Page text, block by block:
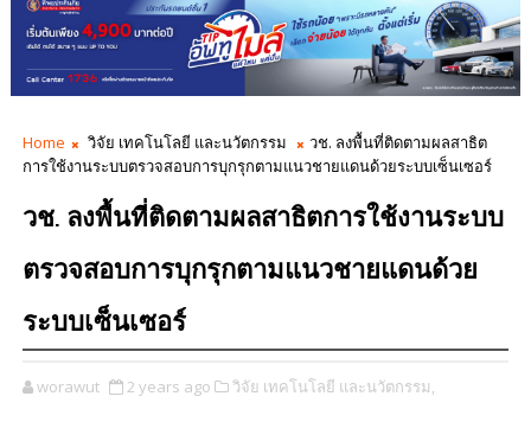
Home วิจัย เทคโนโลยี และนวัตกรรม
วช. ลงพื้นที่ติดตามผลสาธิต
การใช้งานระบบตรวจสอบการบุกรุกตามแนวชายแดนด้วยระบบเซ็นเซอร์
วช. ลงพื้นที่ติดตามผลสาธิตการใช้งานระบบ
ตรวจสอบการบุกรุกตามแนวชายแดนด้วย
ระบบเซ็นเซอร์
worawut 2 years ago วิจัย เทคโนโลยี และนวัตกรรม,